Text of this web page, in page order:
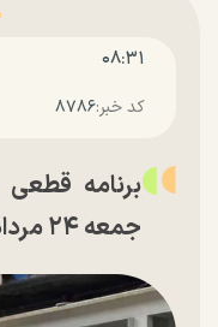
۰۸:۳۱
کد خبر:۸۷۸۶
برنامه قطعی
جمعه ۲۴ مرداد ماه ۱۴۰۴